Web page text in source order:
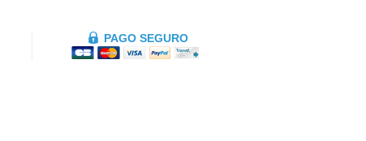
PAGO SEGURO